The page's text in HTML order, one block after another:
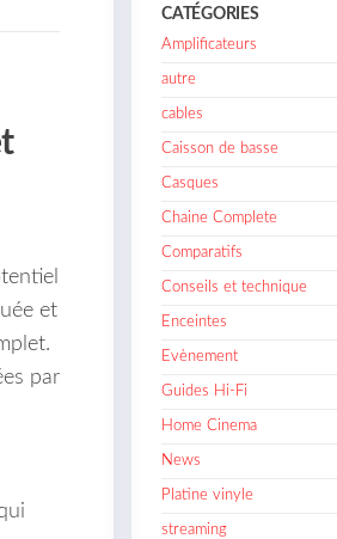
et
par
CATÉGORIES
Amplificateurs
autre
cables
Caisson de basse
Casques
Chaine Complete
Comparatifs
Conseils et technique
Enceintes
Evènement
Guides Hi-Fi
Home Cinema
News
Platine vinyle
streaming